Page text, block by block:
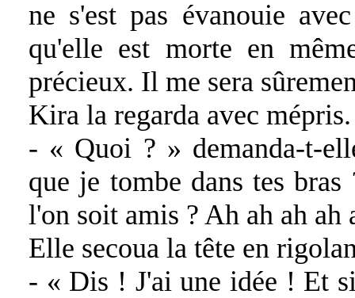
ne s'est pas évanouie
qu'elle est morte en
précieux. Il me sera
Kira la regarda avec
- « Quoi ? » demanda-t-
que je tombe dans tes
l'on soit amis ? Ah ah ah
Elle secoua la tête en
- « Dis ! J'ai une idée ! Et